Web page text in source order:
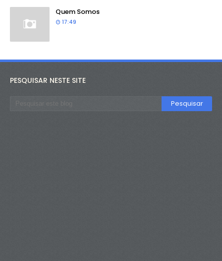
Quem Somos
17:49
PESQUISAR NESTE SITE